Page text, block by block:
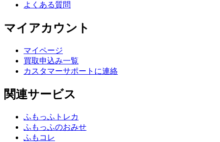
よくある質問
マイアカウント
マイページ
買取申込み一覧
カスタマーサポートに連絡
関連サービス
ふもっふトレカ
ふもっふのおみせ
ふもコレ